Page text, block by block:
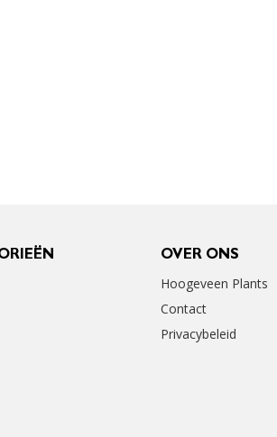
OVER ONS
Hoogeveen Plants
Contact
Privacybeleid